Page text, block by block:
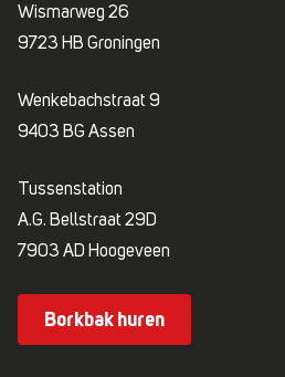
Wismarweg 26
9723 HB Groningen
Wenkebachstraat 9
9403 BG Assen
Tussenstation
A.G. Bellstraat 29D
7903 AD Hoogeveen
Borkbak huren